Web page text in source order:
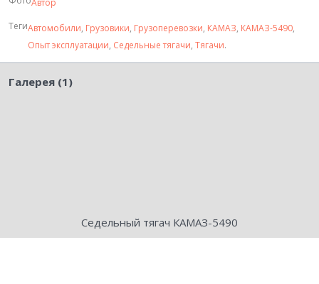
Автор
ТегиАвтомобили, Грузовики, Грузоперевозки, КАМАЗ, КАМАЗ-5490,
Опыт эксплуатации, Седельные тягачи, Тягачи.
Галерея (1)
Седельный тягач КАМАЗ-5490